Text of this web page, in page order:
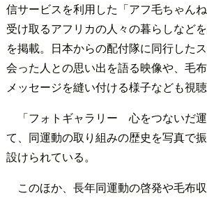
信サービスを利用した「アフ毛ちゃん
受け取るアフリカの人々の暮らしなど
を掲載。日本からの配付隊に同行した
会った人との思い出を語る映像や、毛布
メッセージを縫い付ける様子なども視聴
「フォトギャラリー 心をつないだ
て、同運動の取り組みの歴史を写真で
設けられている。
このほか、長年同運動の啓発や毛布